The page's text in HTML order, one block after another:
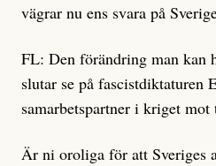
vägrar nu ens svara på
FL: Den förändring man kan
slutar se på fascistdiktaturen
samarbetspartner i kriget mot
Är ni oroliga för att Sveriges